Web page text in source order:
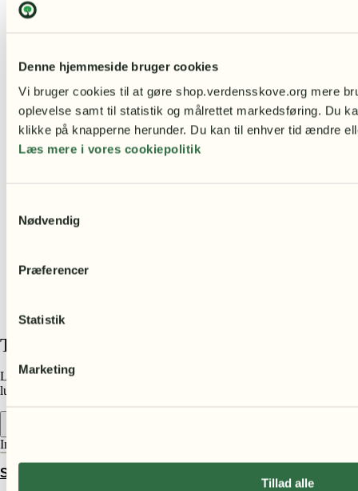
Denne hjemmeside bruger cookies
Vi bruger cookies til at gøre shop.verdensskove.org mere
oplevelse samt til statistik og målrettet markedsføring. Du
klikke på knapperne herunder. Du kan til enhver tid ændre
Læs mere i vores cookiepolitik
Nødvendig
Præferencer
Statistik
Marketing
Tillad alle
Tilføj din overskrift her
Lorem ipsum dolor sit amet, consectetur adipiscing elit. Ut elit tellus,
luctus nec ullamcorper mattis, pulvinar dapibus leo.
Indkøbskurv
STØT SKOVENE